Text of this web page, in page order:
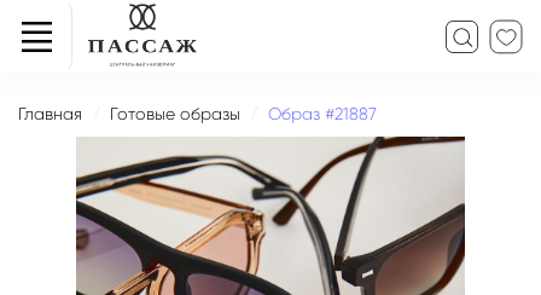
Главная Готовые образы Образ #21887